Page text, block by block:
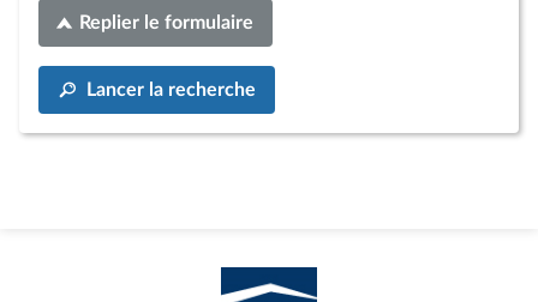
Replier le formulaire
Lancer la recherche